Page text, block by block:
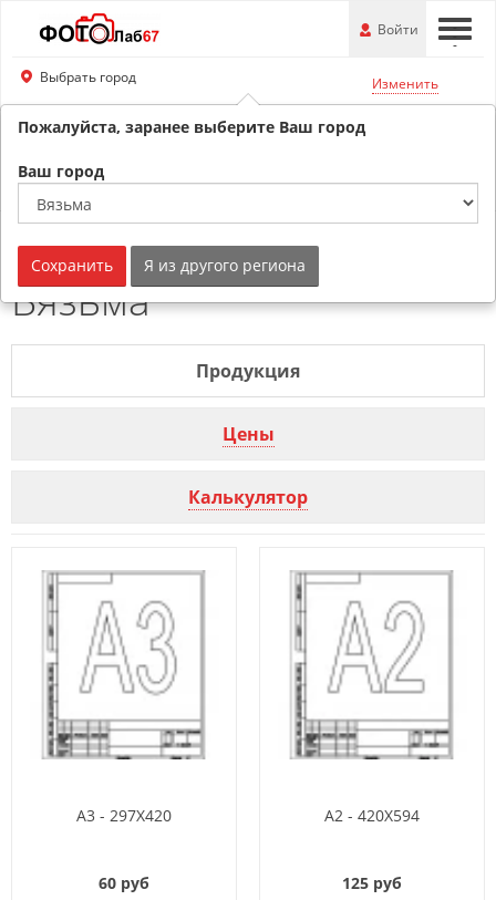
Перейти
основной
информации
---
Войти
Выбрать город Изменить
Обратный звонок
Печать чертежей г.
Вязьма
Продукция
Цены
Калькулятор
A3 - 297X420
60 руб
A2 - 420X594
125 руб
Пожалуйста, заранее выберите Ваш город
Ваш город
Сохранить Я из другого региона